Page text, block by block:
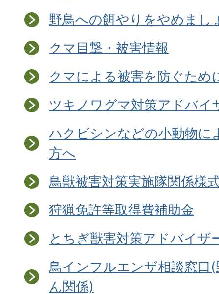
野鳥への餌やりをやめまし
クマ目撃・被害情報
クマによる被害を防ぐため
ツキノワグマ対策アドバイ
ハクビシンなどの小動物に
方へ
鳥獣被害対策実施隊関係様
狩猟免許等取得費補助金
とちぎ獣害対策アドバイザ
鳥インフルエンザ相談窓口
ん関係)